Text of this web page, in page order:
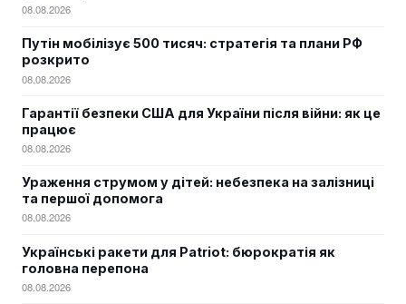
08.08.2026
Путін мобілізує 500 тисяч: стратегія та плани РФ
розкрито
08.08.2026
Гарантії безпеки США для України після війни: як це
працює
08.08.2026
Ураження струмом у дітей: небезпека на залізниці
та першої допомога
08.08.2026
Українські ракети для Patriot: бюрократія як
головна перепона
08.08.2026